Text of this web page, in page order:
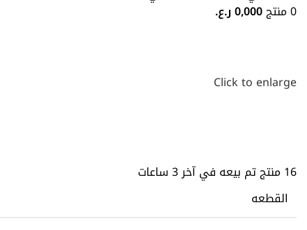
0منتج0,000ر.ع.
Click to enlarge
16منتج تم بيعه في آخر 3 ساعات
القطعه